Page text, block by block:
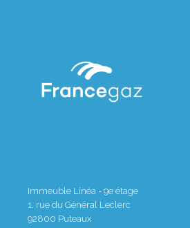
Immeuble Linéa - 9e étage
1, rue du Général Leclerc
92800 Puteaux